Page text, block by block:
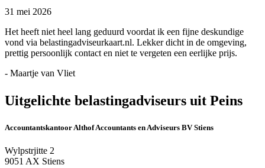
31 mei 2026
Het heeft niet heel lang geduurd voordat ik een fijne deskundige
vond via belastingadviseurkaart.nl. Lekker dicht in de omgeving,
prettig persoonlijk contact en niet te vergeten een eerlijke prijs.
- Maartje van Vliet
Uitgelichte belastingadviseurs uit Peins
Accountantskantoor Althof Accountants en Adviseurs BV Stiens
Wylpstrjitte 2
9051 AX Stiens